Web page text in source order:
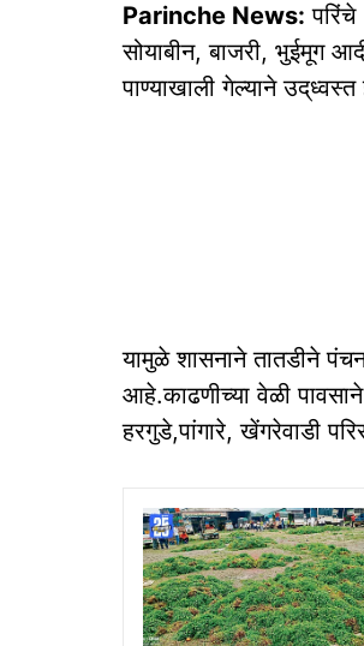
Parinche News: परिंचे
सोयाबीन, बाजरी, भुईमूग
पाण्याखाली गेल्याने
यामुळे शासनाने तातडीने
आहे.काढणीच्या वेळी
हरगुडे,पांगारे, खेंगरेवाडी